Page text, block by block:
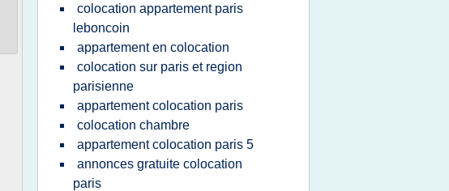
colocation appartement paris
leboncoin
appartement en colocation
colocation sur paris et region
parisienne
appartement colocation paris
colocation chambre
appartement colocation paris 5
annonces gratuite colocation
paris